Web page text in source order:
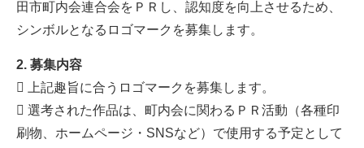
田市町内会連合会をＰＲし、認知度を向上させるため、
シンボルとなるロゴマークを募集します。
2. 募集内容
 上記趣旨に合うロゴマークを募集します。
 選考された作品は、町内会に関わるＰＲ活動（各種印
刷物、ホームページ・SNSなど）で使用する予定として